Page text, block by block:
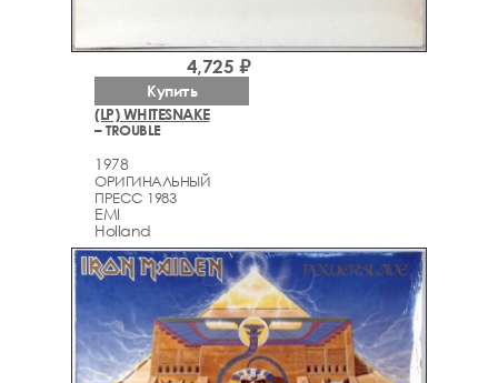
(LP) WHITESNAKE
– TROUBLE
1978
ОРИГИНАЛЬНЫЙ
ПРЕСС 1983
EMI
Holland
4,725 ₽
Купить